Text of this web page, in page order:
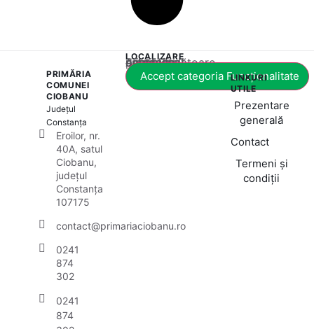
PRIMĂRIA
COMUNEI
CIOBANU
Județul
Constanța
Eroilor, nr.
40A, satul
Ciobanu,
județul
Constanța
107175
contact@primariaciobanu.ro
0241
874
302
0241
874
LOCALIZARE
Acest conținut este blocat până când acceptați categoria corespunzătoare de cookie-uri.
Accept categoria Funcționalitate
LINKURI
UTILE
Prezentare
generală
Contact
Termeni și
condiții